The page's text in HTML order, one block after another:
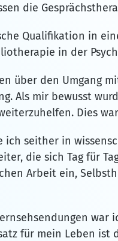
die
Qualifikation in
in der
über den Umgang
Als mir bewusst
Dies
ich seither in
die sich Tag für
Arbeit ein,
für mein Leben